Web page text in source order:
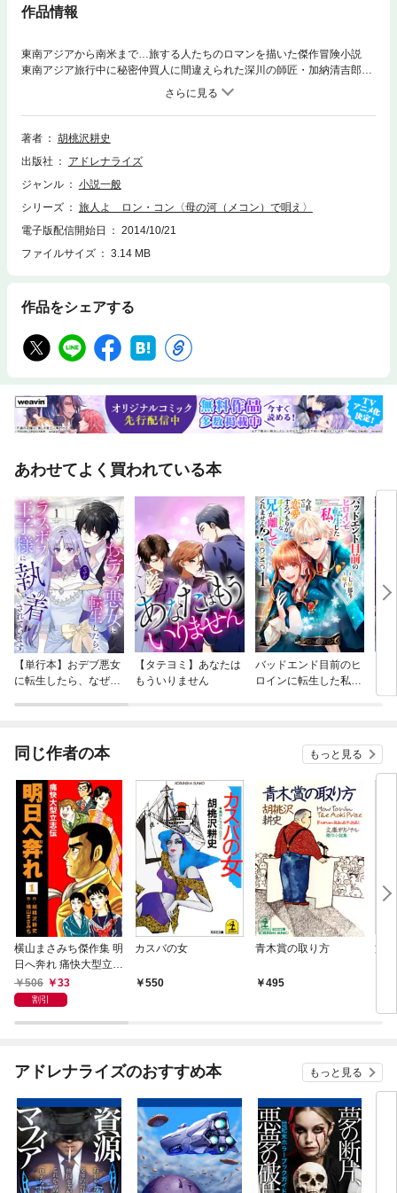
作品情報
東南アジアから南米まで…旅する人たちのロマンを描いた傑作冒険小説
東南アジア旅行中に秘密仲買人に間違えられた深川の師匠・加納清吉郎
は、日本語を話すユピンという女にラオス国境へ連れていかれるが、革命
が起こり、メコン河を下る演芸船にかくれて危うく窮地を脱する。ユピン
を連れて帰国した師匠は四年後、再びラオスを訪れるが、そこには思わぬ
陥穽が仕掛けられていた…。（「ロン・コン」） 第85回直木賞候補とな
れた作品集である。・ロン・コン〈母の河で唄え〉・ロン・コン ＰＡＲ
ＴII〈母の河に眠れ〉・父ちゃんバイク・花を浮かべて・顫音（トレモ
立六中（現新宿高校）、拓殖大学卒。『近代説話』同人。昭和30年、『壮
士再び帰らず』（筆名・清水正二郎）で第7回オール讀物新人賞、58年、
『天山を越えて』で第36回推理作家協会賞、同年『黒パン俘虜記』で第89
回直木賞を受賞。『翔んでる警視正』シリーズ、『旅人よ』、『ぼくの小
著者
胡桃沢耕史
出版社
アドレナライズ
ジャンル
小説一般
シリーズ
旅人よ ロン・コン〈母の河（メコン）で唄え〉
電子版配信開始日
2014/10/21
ファイルサイズ
3.14 MB
作品をシェアする
あわせてよく買われている本
【単行本】おデブ悪女
に転生したら、なぜか
【タテヨミ】あなたは
もういりません
バッドエンド目前のヒ
ロインに転生した私、
同じ作者の本 もっと見る
横山まさみち傑作集 明
日へ奔れ 痛快大型立志
伝(1)
506 33
割引
カスバの女
550
青木賞の取り方
495
旅
アドレナライズのおすすめ本 もっと見る